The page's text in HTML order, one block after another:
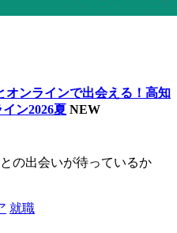
オンラインで出会える！高知
ン2026夏 NEW
の出会いが待っているか
就職